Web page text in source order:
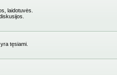
laidotuvės.
tęsiami.